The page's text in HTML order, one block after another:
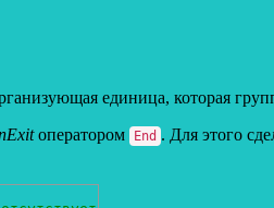
единица, которая
оператором End . Для этого